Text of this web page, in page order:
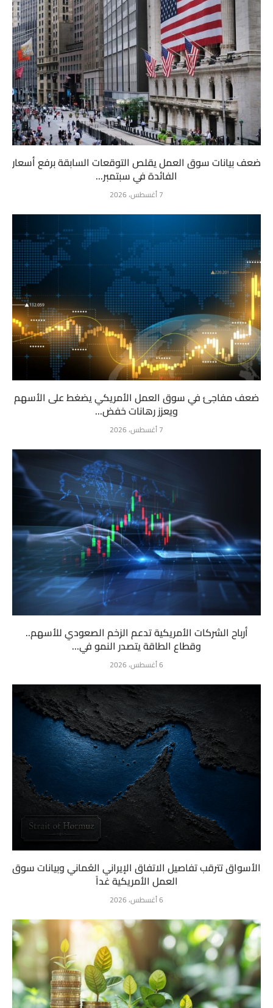
ضعف بيانات سوق العمل يقلص التوقعات السابقة برفع أسعار
الفائدة في سبتمبر...
7 أغسطس، 2026
ضعف مفاجئ في سوق العمل الأمريكي يضغط على الأسهم
ويعزز رهانات خفض...
7 أغسطس، 2026
أرباح الشركات الأمريكية تدعم الزخم الصعودي للأسهم..
وقطاع الطاقة يتصدر النمو في...
6 أغسطس، 2026
الأسواق تترقب تفاصيل الاتفاق الإيراني العُماني وبيانات سوق
العمل الأمريكية غداً
6 أغسطس، 2026